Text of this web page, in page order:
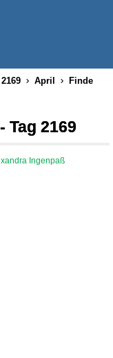
2169 April
Finde
Tag 2169
Ingenpaß